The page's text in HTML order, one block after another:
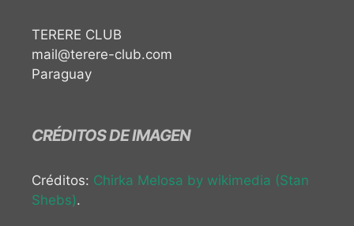
TERERE CLUB
mail@terere-club.com
Paraguay
CRÉDITOS DE IMAGEN
Créditos: Chirka Melosa by wikimedia (Stan
Shebs).